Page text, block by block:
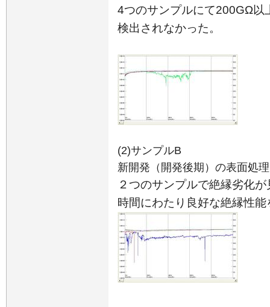
4つのサンプルにて200GΩ以
検出されなかった。
(2)サンプルB
新開発（開発後期）の表面処
２つのサンプルで絶縁劣化
時間にわたり良好な絶縁性